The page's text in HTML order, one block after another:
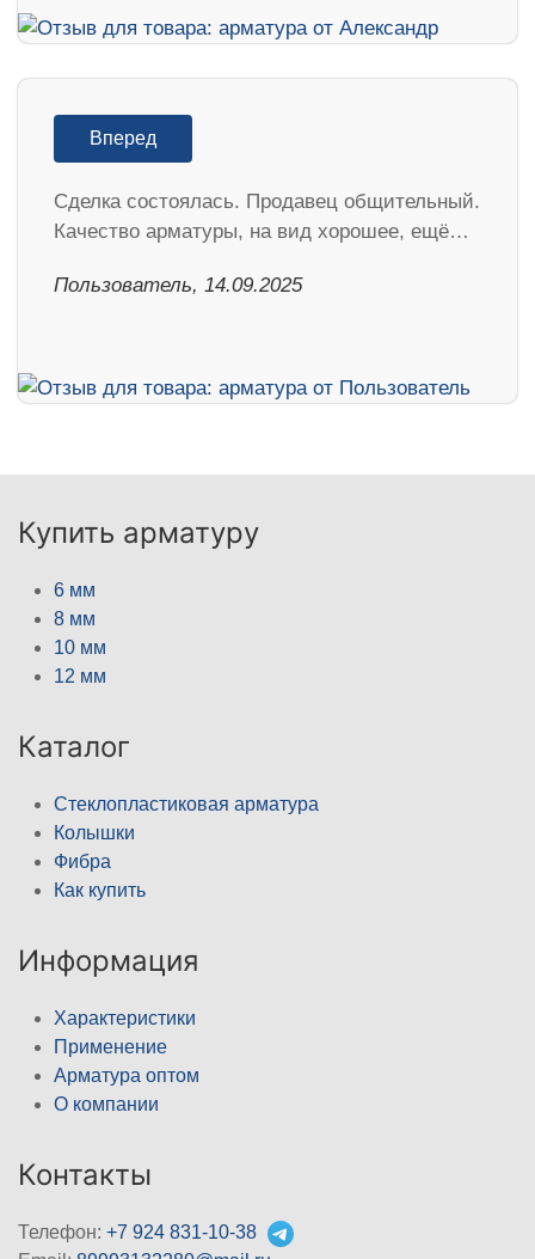
Вперед
Сделка состоялась. Продавец общительный.
Качество арматуры, на вид хорошее, ещё…
Пользователь, 14.09.2025
Купить арматуру
6 мм
8 мм
10 мм
12 мм
Каталог
Стеклопластиковая арматура
Колышки
Фибра
Как купить
Информация
Характеристики
Применение
Арматура оптом
О компании
Контакты
Телефон: +7 924 831-10-38